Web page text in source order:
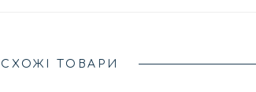
СХОЖІ ТОВАРИ